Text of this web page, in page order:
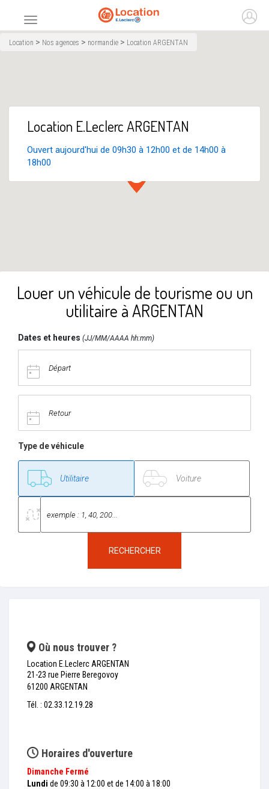
Menu principal
Accueil
Location > Nos agences > normandie > Location ARGENTAN
Location E.Leclerc ARGENTAN
Ouvert aujourd'hui de 09h30 à 12h00 et de 14h00 à
18h00
Louer un véhicule de tourisme ou un
utilitaire à ARGENTAN
Dates et heures (JJ/MM/AAAA hh:mm)
Type de véhicule
RECHERCHER
Où nous trouver ?
Location E.Leclerc ARGENTAN
21-23 rue Pierre Beregovoy
61200 ARGENTAN
Tél. : 02.33.12.19.28
Horaires d'ouverture
Dimanche Fermé
Lundi de 09:30 à 12:00 et de 14:00 à 18:00